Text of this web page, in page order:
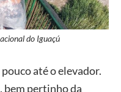
do Iguaçú
até o elevador.
bem pertinho da